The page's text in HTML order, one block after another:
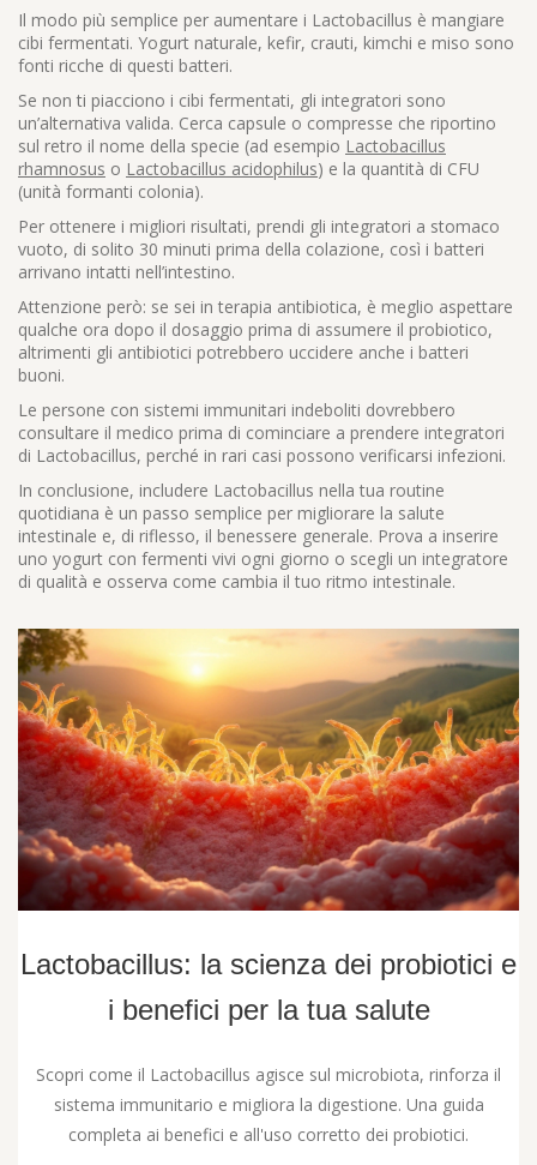
Il modo più semplice per aumentare i Lactobacillus è mangiare
cibi fermentati. Yogurt naturale, kefir, crauti, kimchi e miso sono
fonti ricche di questi batteri.
Se non ti piacciono i cibi fermentati, gli integratori sono
un’alternativa valida. Cerca capsule o compresse che riportino
sul retro il nome della specie (ad esempio Lactobacillus
rhamnosus o Lactobacillus acidophilus) e la quantità di CFU
(unità formanti colonia).
Per ottenere i migliori risultati, prendi gli integratori a stomaco
vuoto, di solito 30 minuti prima della colazione, così i batteri
arrivano intatti nell’intestino.
Attenzione però: se sei in terapia antibiotica, è meglio aspettare
qualche ora dopo il dosaggio prima di assumere il probiotico,
altrimenti gli antibiotici potrebbero uccidere anche i batteri
buoni.
Le persone con sistemi immunitari indeboliti dovrebbero
consultare il medico prima di cominciare a prendere integratori
di Lactobacillus, perché in rari casi possono verificarsi infezioni.
In conclusione, includere Lactobacillus nella tua routine
quotidiana è un passo semplice per migliorare la salute
intestinale e, di riflesso, il benessere generale. Prova a inserire
uno yogurt con fermenti vivi ogni giorno o scegli un integratore
di qualità e osserva come cambia il tuo ritmo intestinale.
Lactobacillus: la scienza dei probiotici e
i benefici per la tua salute
Scopri come il Lactobacillus agisce sul microbiota, rinforza il
sistema immunitario e migliora la digestione. Una guida
completa ai benefici e all'uso corretto dei probiotici.